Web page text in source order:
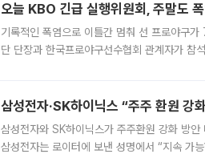
오늘 KBO 긴급 실행위원회, 주말도
기록적인 폭염으로 이틀간 멈춰 선 프로야구
단 단장과 한국프로야구선수협회 관계자가 참
삼성전자·SK하이닉스 “주주 환원 강
삼성전자와 SK하이닉스가 주주환원 강화 방안 마련에 나설 것이라
삼성전자는 로이터에 보낸 성명에서 “지속 가